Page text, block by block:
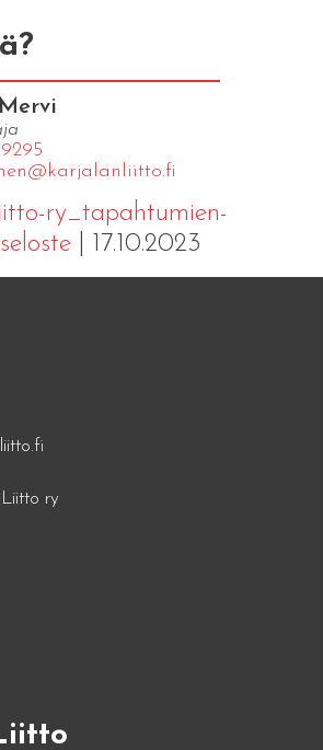
ry_tapahtumien-
| 17.10.2023
ry